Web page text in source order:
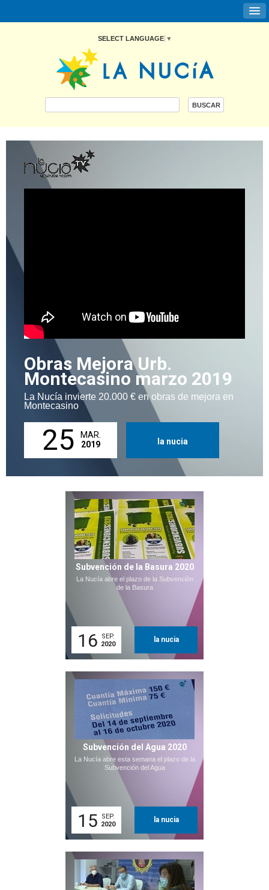
SELECT LANGUAGE ▼
Obras Mejora Urb.
Montecasino marzo 2019
La Nucía invierte 20.000 € en obras de mejora en
Montecasino
25
MAR.
2019
la nucia
Subvención de la Basura 2020
La Nucía abre el plazo de la Subvención
de la Basura
16
SEP.
2020
la nucia
Subvención del Agua 2020
La Nucía abre esta semana el plazo de la
Subvención del Agua
15
SEP.
2020
la nucia